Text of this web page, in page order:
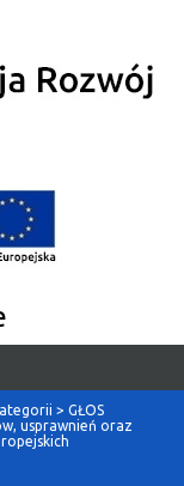
> GŁOS
usprawnień oraz